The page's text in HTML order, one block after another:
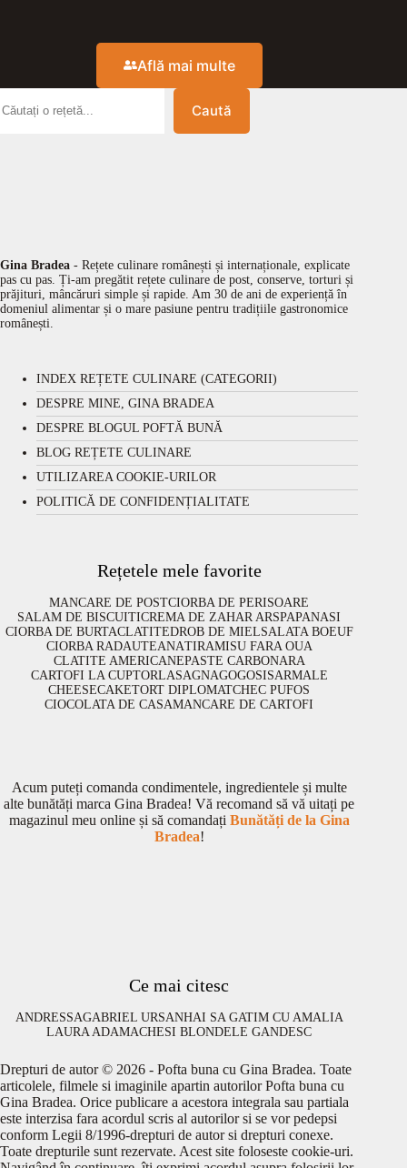
Află mai multe
Caută
Gina Bradea - Rețete culinare românești și internaționale, explicate
pas cu pas. Ți-am pregătit rețete culinare de post, conserve, torturi și
prăjituri, mâncăruri simple și rapide. Am 30 de ani de experiență în
domeniul alimentar și o mare pasiune pentru tradițiile gastronomice
românești.
INDEX REȚETE CULINARE (CATEGORII)
DESPRE MINE, GINA BRADEA
DESPRE BLOGUL POFTĂ BUNĂ
BLOG REȚETE CULINARE
UTILIZAREA COOKIE-URILOR
POLITICĂ DE CONFIDENȚIALITATE
Rețetele mele favorite
MANCARE DE POSTCIORBA DE PERISOARE
SALAM DE BISCUITICREMA DE ZAHAR ARSPAPANASI
CIORBA DE BURTACLATITEDROB DE MIELSALATA BOEUF
CIORBA RADAUTEANATIRAMISU FARA OUA
CLATITE AMERICANEPASTE CARBONARA
CARTOFI LA CUPTORLASAGNAGOGOSISARMALE
CHEESECAKETORT DIPLOMATCHEC PUFOS
CIOCOLATA DE CASAMANCARE DE CARTOFI
Acum puteți comanda condimentele, ingredientele și multe
alte bunătăți marca Gina Bradea! Vă recomand să vă uitați pe
magazinul meu online și să comandați Bunătăți de la Gina
Bradea!
Ce mai citesc
ANDRESSAGABRIEL URSANHAI SA GATIM CU AMALIA
LAURA ADAMACHESI BLONDELE GANDESC
Drepturi de autor © 2026 - Pofta buna cu Gina Bradea. Toate
articolele, filmele si imaginile apartin autorilor Pofta buna cu
Gina Bradea. Orice publicare a acestora integrala sau partiala
este interzisa fara acordul scris al autorilor si se vor pedepsi
conform Legii 8/1996-drepturi de autor si drepturi conexe.
Toate drepturile sunt rezervate. Acest site foloseste cookie-uri.